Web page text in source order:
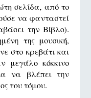
σελίδα, από το
να φανταστεί
την Βίβλο).
της μουσική,
στο κρεβάτι και
μεγάλο κόκκινο
να βλέπει την
του τόμου.